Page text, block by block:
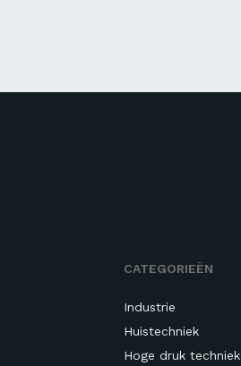
CATEGORIEËN
Industrie
Huistechniek
Hoge druk techniek